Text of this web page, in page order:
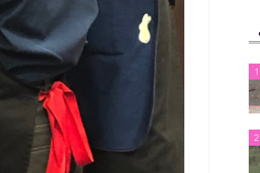
1
2